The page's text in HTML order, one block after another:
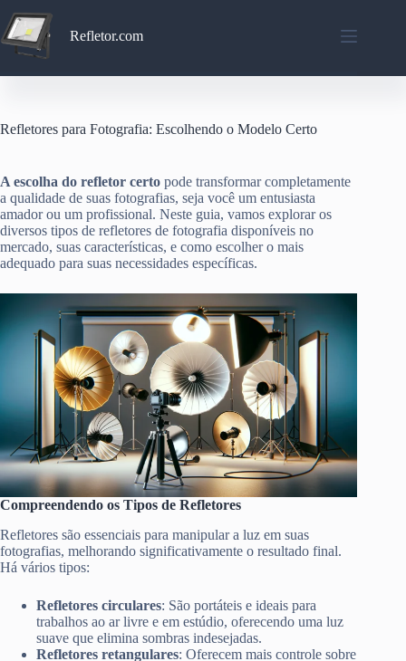
para
o
conteúdo
Refletor.com
Refletores para Fotografia: Escolhendo o Modelo Certo
A escolha do refletor certo pode transformar completamente
a qualidade de suas fotografias, seja você um entusiasta
amador ou um profissional. Neste guia, vamos explorar os
diversos tipos de refletores de fotografia disponíveis no
mercado, suas características, e como escolher o mais
adequado para suas necessidades específicas.
Compreendendo os Tipos de Refletores
Refletores são essenciais para manipular a luz em suas
fotografias, melhorando significativamente o resultado final.
Há vários tipos:
Refletores circulares: São portáteis e ideais para
trabalhos ao ar livre e em estúdio, oferecendo uma luz
suave que elimina sombras indesejadas.
Refletores retangulares: Oferecem mais controle sobre